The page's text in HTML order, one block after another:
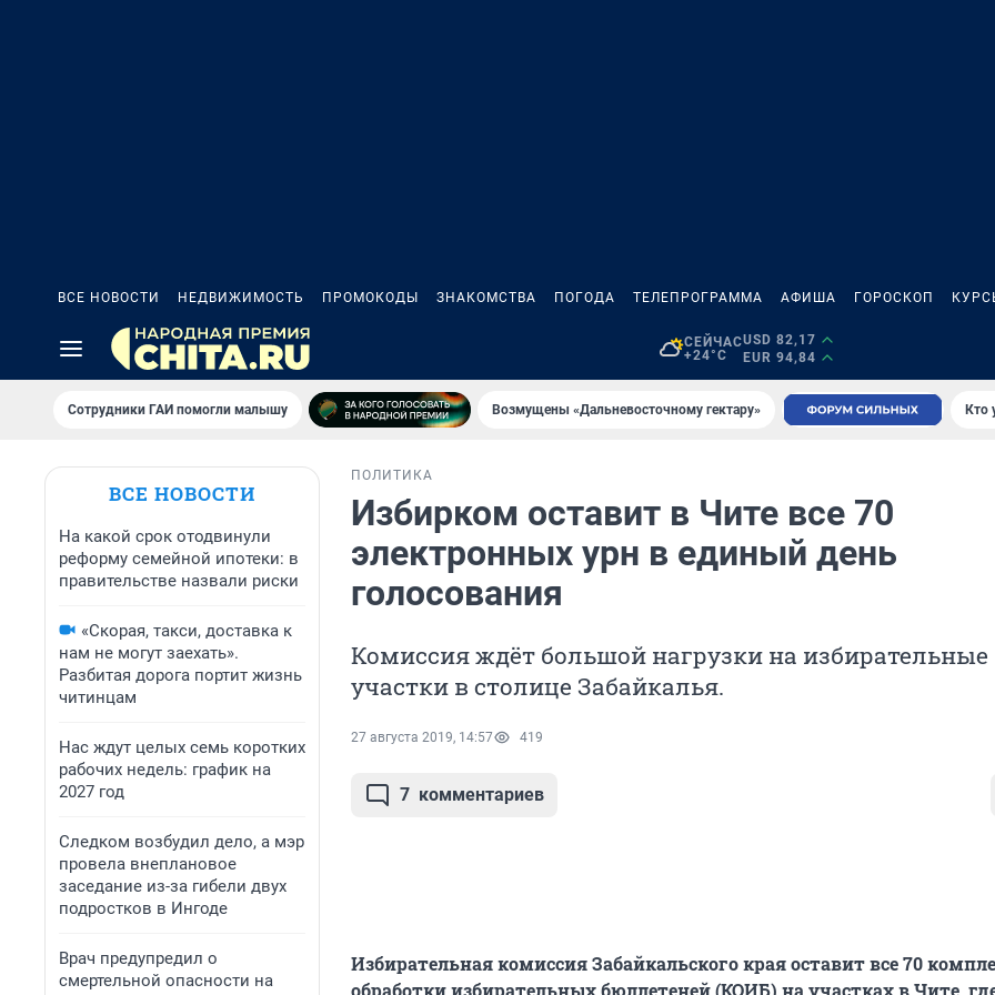
ВСЕ НОВОСТИ НЕДВИЖИМОСТЬ ПРОМОКОДЫ ЗНАКОМСТВА ПОГОДА ТЕЛЕПРОГРАММА АФИША ГОРОСКОП
СЕЙЧАС
+24°C
USD 82,17
EUR 94,84
Сотрудники ГАИ помогли малышу Возмущены «Дальневосточному гектару» Кто
ВСЕ НОВОСТИ
На какой срок отодвинули
реформу семейной ипотеки: в
правительстве назвали риски
«Скорая, такси, доставка к
нам не могут заехать».
Разбитая дорога портит жизнь
читинцам
Нас ждут целых семь коротких
рабочих недель: график на
2027 год
Следком возбудил дело, а мэр
провела внеплановое
заседание из-за гибели двух
подростков в Ингоде
Врач предупредил о
смертельной опасности на
ПОЛИТИКА
Избирком оставит в Чите все 70
электронных урн в единый день
голосования
Комиссия ждёт большой нагрузки на избирательные
участки в столице Забайкалья.
27 августа 2019, 14:57 419
7 комментариев
Избирательная комиссия Забайкальского края оставит все 70
обработки избирательных бюллетеней (КОИБ) на участках в Чите,